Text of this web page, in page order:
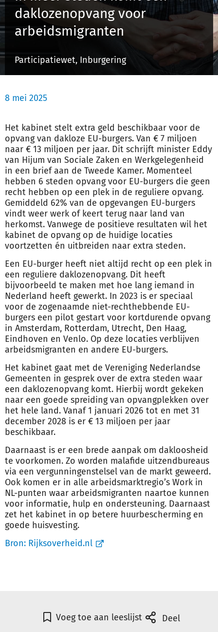
Inloggen
Registreren
daklozenopvang voor
arbeidsmigranten
Participatiewet, Inburgering
8 mei 2025
Het kabinet stelt extra geld beschikbaar voor de
opvang van dakloze EU-burgers. Van € 7 miljoen
naar € 13 miljoen per jaar. Dit schrijft minister Eddy
van Hijum van Sociale Zaken en Werkgelegenheid
in een brief aan de Tweede Kamer. Momenteel
hebben 6 steden opvang voor EU-burgers die geen
recht hebben op een plek in de reguliere opvang.
Gemiddeld 62% van de opgevangen EU-burgers
vindt weer werk of keert terug naar land van
herkomst. Vanwege de positieve resultaten wil het
kabinet de opvang op de huidige locaties
voortzetten én uitbreiden naar extra steden.
Een EU-burger heeft niet altijd recht op een plek in
een reguliere daklozenopvang. Dit heeft
bijvoorbeeld te maken met hoe lang iemand in
Nederland heeft gewerkt. In 2023 is er speciaal
voor de zogenaamde niet-rechthebbende EU-
burgers een pilot gestart voor kortdurende opvang
in Amsterdam, Rotterdam, Utrecht, Den Haag,
Eindhoven en Venlo. Op deze locaties verblijven
arbeidsmigranten en andere EU-burgers.
Het kabinet gaat met de Vereniging Nederlandse
Gemeenten in gesprek over de extra steden waar
een daklozenopvang komt. Hierbij wordt gekeken
naar een goede spreiding van opvangplekken over
het hele land. Vanaf 1 januari 2026 tot en met 31
december 2028 is er € 13 miljoen per jaar
beschikbaar.
Daarnaast is er een brede aanpak om dakloosheid
te voorkomen. Zo worden malafide uitzendbureaus
via een vergunningenstelsel van de markt geweerd.
Ook komen er in alle arbeidsmarktregio’s Work in
NL-punten waar arbeidsmigranten naartoe kunnen
voor informatie, hulp en ondersteuning. Daarnaast
zet het kabinet in op betere huurbescherming en
goede huisvesting.
Bron: Rijksoverheid.nl
Voeg toe aan leeslijst Deel